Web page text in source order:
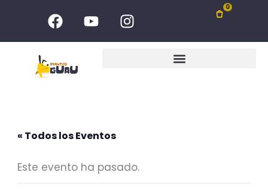
contenido
F
a
c
e
b
Y
o
u
I
n
s
0
« Todos los Eventos
Este evento ha pasado.